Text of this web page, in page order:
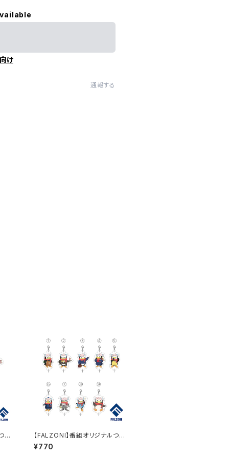
け
通報する
な
【FALZONI】番組オリジナルつな
がるアクリルチャーム３
¥770